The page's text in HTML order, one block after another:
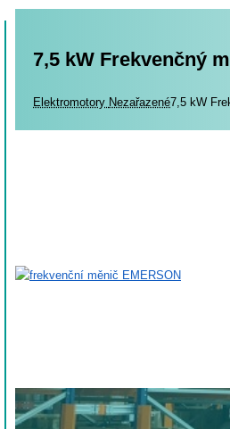
7,5 kW Frekvenčný
Elektromotory Elektromotory
Nezařazené7,5 kW